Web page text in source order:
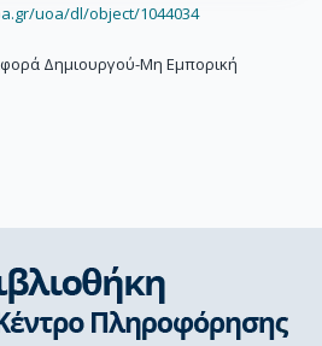
uoa/dl/object/1044034
Δημιουργού-Μη Εμπορική